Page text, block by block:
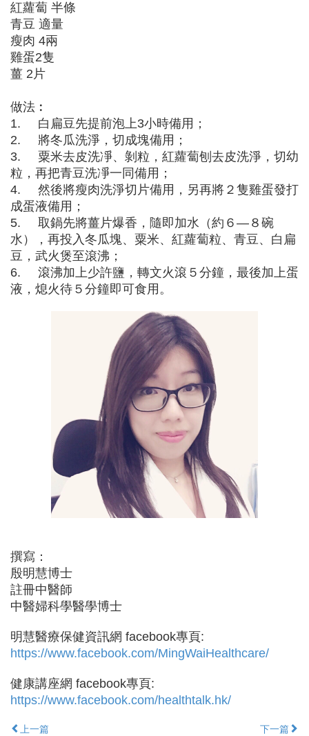
紅蘿蔔 半條
青豆 適量
瘦肉 4兩
雞蛋2隻
薑 2片
做法︰
1. 白扁豆先提前泡上3小時備用；
2. 將冬瓜洗淨，切成塊備用；
3. 粟米去皮洗凈、剝粒，紅蘿蔔刨去皮洗淨，切幼
粒，再把青豆洗凈一同備用；
4. 然後將瘦肉洗淨切片備用，另再將２隻雞蛋發打
成蛋液備用；
5. 取鍋先將薑片爆香，隨即加水（約６—８碗
水），再投入冬瓜塊、粟米、紅蘿蔔粒、青豆、白扁
豆，武火煲至滾沸；
6. 滾沸加上少許鹽，轉文火滾５分鐘，最後加上蛋
液，熄火待５分鐘即可食用。
撰寫：
殷明慧博士
註冊中醫師
中醫婦科學醫學博士
明慧醫療保健資訊網 facebook專頁:
https://www.facebook.com/MingWaiHealthcare/
健康講座網 facebook專頁:
https://www.facebook.com/healthtalk.hk/
上一篇 下一篇